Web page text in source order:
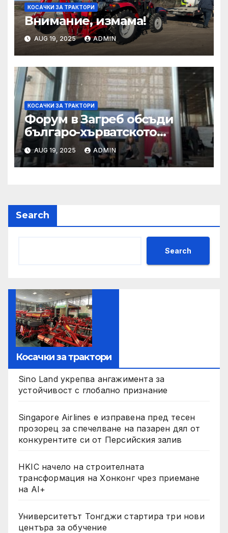
КОСАЧКИ ЗА ТРАКТОРИ
Внимание, измама!
AUG 19, 2025 ADMIN
КОСАЧКИ ЗА ТРАКТОРИ
Форум в Загреб обсъди
българо-хърватското
сътрудничество
AUG 19, 2025 ADMIN
Search
Search
Косачки за трактори
Sino Land укрепва ангажимента за
устойчивост с глобално признание
Singapore Airlines е изправена пред тесен
прозорец за спечелване на пазарен дял от
конкурентите си от Персийския залив
HKIC начело на строителната
трансформация на Хонконг чрез приемане
на AI+
Университетът Тонгджи стартира три нови
центъра за обучение